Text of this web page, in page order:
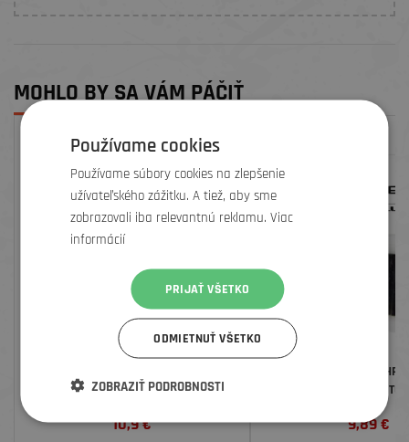
MOHLO BY SA VÁM PÁČIŤ
ML
10,9€
LEZYNE 20 KS
BEZDUŠOVÝCH KNÔTOV
REFILL
9,89€
Používame cookies
Používame súbory cookies na zlepšenie
užívateľského zážitku. A tiež, aby sme
zobrazovali iba relevantnú reklamu. Viac
informácií
PRIJAŤ VŠETKO
ODMIETNUŤ VŠETKO
ZOBRAZIŤ PODROBNOSTI